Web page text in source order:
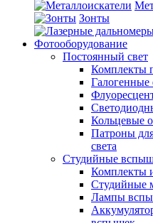
Зонты
Фотооборудование
Постоянный свет
Комплекты
Галогенные
Кольцевые
Патроны
света
Студийные
Комплекты
Студийные
Лампы